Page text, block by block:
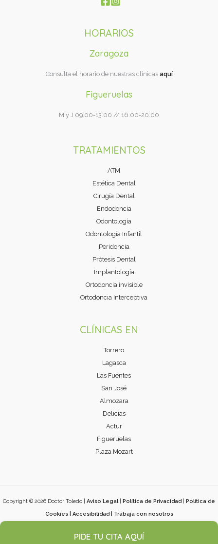
HORARIOS
Zaragoza
Consulta el horario de nuestras clínicas aquí
Figueruelas
M y J 09:00-13:00 // 16:00-20:00
TRATAMIENTOS
ATM
Estética Dental
Cirugía Dental
Endodoncia
Odontología
Odontología Infantil
Peridoncia
Prótesis Dental
Implantología
Ortodoncia invisible
Ortodoncia Interceptiva
CLÍNICAS EN
Torrero
Lagasca
Las Fuentes
San José
Almozara
Delicias
Actur
Figueruelas
Plaza Mozart
Copyright © 2026 Doctor Toledo | Aviso Legal| Política de Privacidad
Política de
Cookies| Accesibilidad| Trabaja con nosotros
ÓptimaWeb
PIDE TU CITA AQUÍ